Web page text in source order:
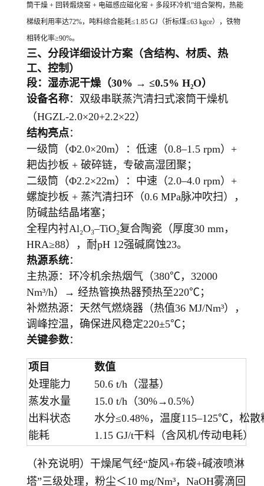
筒干燥 + 回转煅烧窑 + 电磁感应磁化窑 + 多段环冷机”组合架构，热能
梯级利用率达72%，吨料综合能耗≤1.85 GJ（折标煤≤63 kgce），铁物
相转化率≥90%。
三、分段详细设计方案（含结构、材质、热
工、控制）
段：湿赤泥干燥（30% → ≤0.5% H₂O）
设备名称：双级串联蒸汽清扫式滚筒干燥机
（HGZL-2.0×20+2.2×22）
结构亮点：
一级筒（Φ2.0×20m）：低速（0.8–1.5 rpm）+
耙齿抄板 + 破碎链，专破高湿团聚；
二级筒（Φ2.2×22m）：中速（2.0–4.0 rpm）+
螺旋抄板 + 蒸汽清扫环（0.6 MPa脉冲吹扫），
防碱盐结晶堵塞；
全程内衬Al₂O₃–TiO₂复合陶瓷（厚度30 mm，
HRA≥88），耐pH 12强碱腐蚀23。
热源系统：
主热源：环冷机余热烟气（380℃，32000
Nm³/h）→ 经热管换热器预热至220℃；
补燃热源：天然气燃烧器（热值36 MJ/Nm³），
调峰控温，确保进风稳定220±5℃；
关键参数：
项目
数值
处理能力
50.6 t/h（湿基）
蒸发水量
15.0 t/h（30%→0.5%）
出料状态
水分≤0.48%，温度115–125℃，松散
能耗
1.15 GJ/t干料（含风机/传动电耗）
（补充说明）干燥尾气经“旋风+布袋+碱液喷淋
塔”三级处理，粉尘＜10 mg/Nm³，NaOH雾滴回